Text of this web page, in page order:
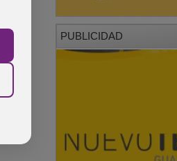
PUBLICIDAD